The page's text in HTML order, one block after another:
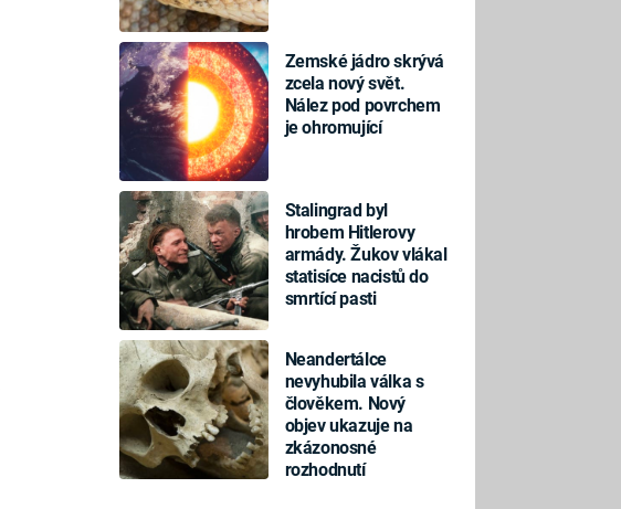
Zemské jádro skrývá
zcela nový svět.
Nález pod povrchem
je ohromující
Stalingrad byl
hrobem Hitlerovy
armády. Žukov vlákal
statisíce nacistů do
smrtící pasti
Neandertálce
nevyhubila válka s
člověkem. Nový
objev ukazuje na
zkázonosné
rozhodnutí